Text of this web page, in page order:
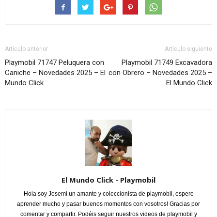
Artículo anterior
Playmobil 71747 Peluquera con
Caniche – Novedades 2025 – El
Mundo Click
Artículo siguiente
Playmobil 71749 Excavadora
con Obrero – Novedades 2025 –
El Mundo Click
El Mundo Click - Playmobil
Hola soy Josemi un amante y coleccionista de playmobil, espero
aprender mucho y pasar buenos momentos con vosotros! Gracias por
comentar y compartir. Podéis seguir nuestros videos de playmobil y